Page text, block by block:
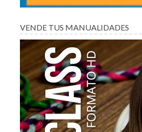
VENDE TUS MANUALIDADES